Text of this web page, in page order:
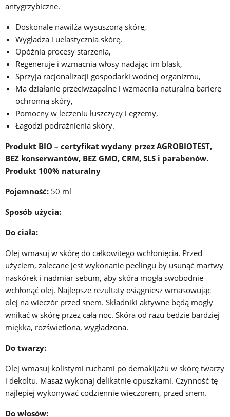
antygrzybiczne.
Doskonale nawilża wysuszoną skórę,
Wygładza i uelastycznia skórę,
Opóźnia procesy starzenia,
Regeneruje i wzmacnia włosy nadając im blask,
Sprzyja racjonalizacji gospodarki wodnej organizmu,
Ma działanie przeciwzapalne i wzmacnia naturalną barierę
ochronną skóry,
Pomocny w leczeniu łuszczycy i egzemy,
Łagodzi podrażnienia skóry.
Produkt BIO – certyfikat wydany przez AGROBIOTEST,
BEZ konserwantów, BEZ GMO, CRM, SLS i parabenów.
Produkt 100% naturalny
Pojemność: 50 ml
Sposób użycia:
Do ciała:
Olej wmasuj w skórę do całkowitego wchłonięcia. Przed
użyciem, zalecane jest wykonanie peelingu by usunąć martwy
naskórek i nadmiar sebum, aby skóra mogła swobodnie
wchłonąć olej. Najlepsze rezultaty osiągniesz wmasowując
olej na wieczór przed snem. Składniki aktywne będą mogły
wnikać w skórę przez całą noc. Skóra od razu będzie bardziej
miękka, rozświetlona, wygładzona.
Do twarzy:
Olej wmasuj kolistymi ruchami po demakijażu w skórę twarzy
i dekoltu. Masaż wykonaj delikatnie opuszkami. Czynność tę
najlepiej wykonywać codziennie wieczorem, przed snem.
Do włosów: